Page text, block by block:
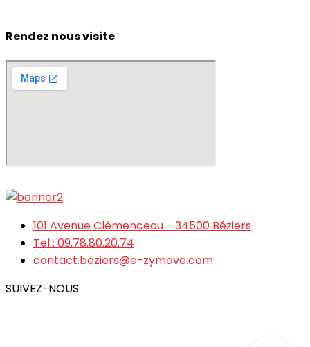
Rendez nous visite
101 Avenue Clémenceau - 34500 Béziers
Tel : 09.78.80.20.74
contact.beziers@e-zymove.com
SUIVEZ-NOUS